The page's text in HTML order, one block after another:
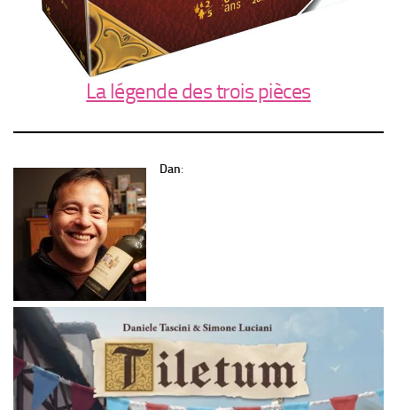
La légende des trois pièces
Dan: